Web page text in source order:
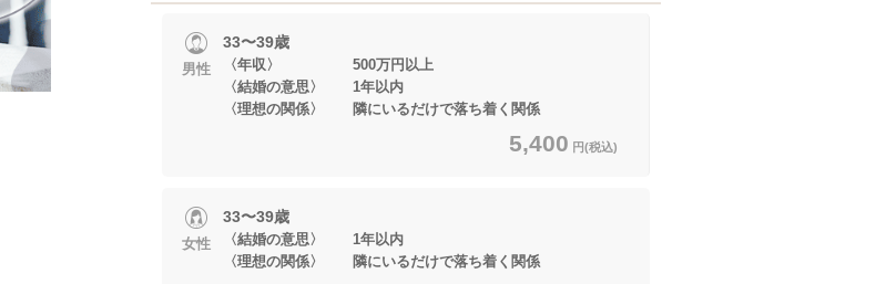
男性
33〜39歳
〈年収〉 500万円以上
〈結婚の意思〉 1年以内
〈理想の関係〉 隣にいるだけで落ち着く関係
5,400 円(税込)
女性
33〜39歳
〈結婚の意思〉 1年以内
〈理想の関係〉 隣にいるだけで落ち着く関係